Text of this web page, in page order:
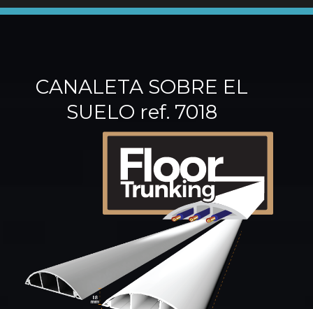
CANALETA SOBRE EL
SUELO ref. 7018